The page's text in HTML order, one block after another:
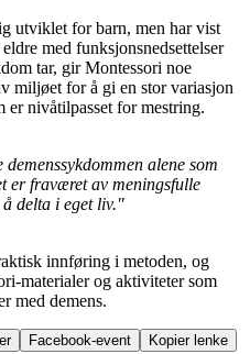
utviklet for barn, men har vist
med funksjonsnedsettelser
tar, gir Montessori noe
miljøet for å gi en stor variasjon
er nivåtilpasset for mestring.
demenssykdommen alene som
er fraværet av meningsfulle
delta i eget liv."
innføring i metoden, og
materialer og aktiviteter som
med demens.
Facebook-event
Kopier lenke